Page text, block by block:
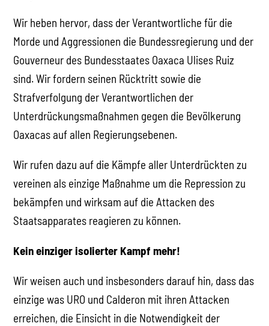
Wir heben hervor, dass der Verantwortliche für die
Morde und Aggressionen die Bundessregierung und der
Gouverneur des Bundesstaates Oaxaca Ulises Ruiz
sind. Wir fordern seinen Rücktritt sowie die
Strafverfolgung der Verantwortlichen der
Unterdrückungsmaßnahmen gegen die Bevölkerung
Oaxacas auf allen Regierungsebenen.
Wir rufen dazu auf die Kämpfe aller Unterdrückten zu
vereinen als einzige Maßnahme um die Repression zu
bekämpfen und wirksam auf die Attacken des
Staatsapparates reagieren zu können.
Kein einziger isolierter Kampf mehr!
Wir weisen auch und insbesonders darauf hin, dass das
einzige was URO und Calderon mit ihren Attacken
erreichen, die Einsicht in die Notwendigkeit der